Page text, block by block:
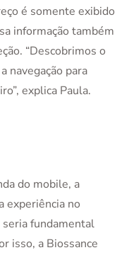
é somente exibido
informação também
“Descobrimos o
navegação para
explica Paula.
do mobile, a
experiência no
fundamental
isso, a Biossance